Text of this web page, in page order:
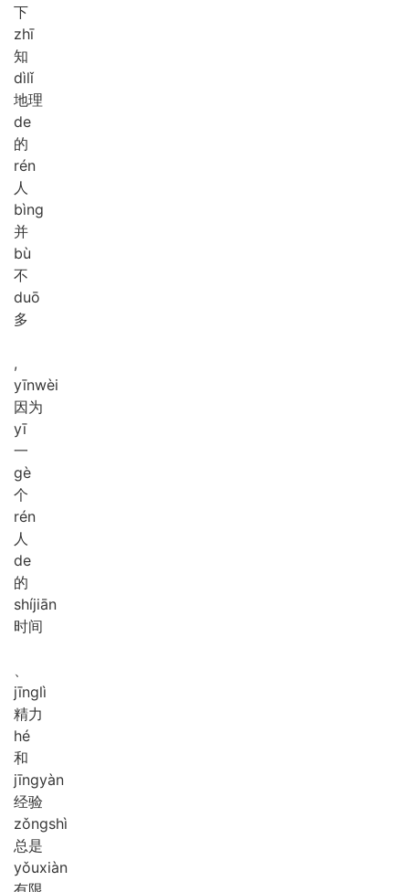
下
zhī
知
dìlǐ
地理
de
的
rén
人
bìng
并
bù
不
duō
多
,
yīnwèi
因为
yī
一
gè
个
rén
人
de
的
shíjiān
时间
jīnglì
精力
hé
和
jīngyàn
经验
zǒngshì
总是
yǒuxiàn